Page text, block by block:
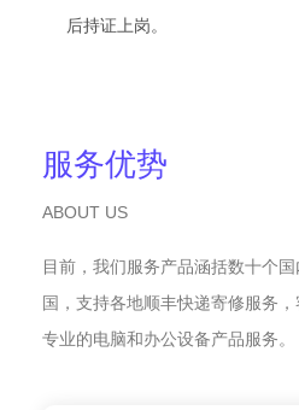
后持证上岗。
服务优势
ABOUT US
目前，我们服务产品涵括数十个
国，支持各地顺丰快递寄修服务
专业的电脑和办公设备产品服务。